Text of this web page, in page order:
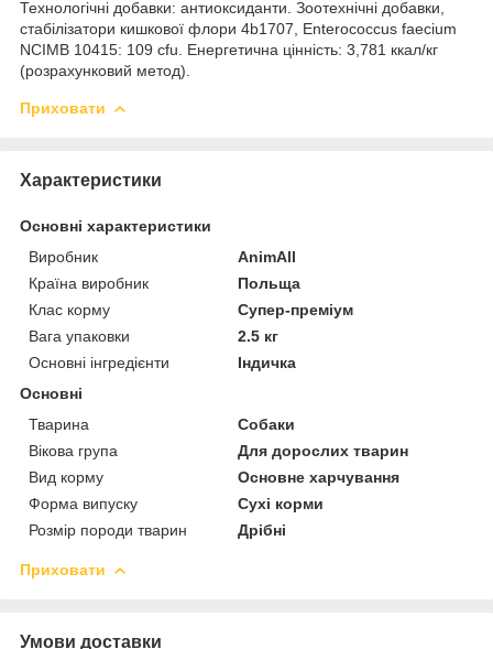
Технологічні добавки: антиоксиданти. Зоотехнічні добавки,
стабілізатори кишкової флори 4b1707, Enterococcus faecium
NCIMB 10415: 109 cfu. Енергетична цінність: 3,781 ккал/кг
(розрахунковий метод).
Приховати
Характеристики
Основні характеристики
Виробник
AnimAll
Країна виробник
Польща
Клас корму
Супер-преміум
Вага упаковки
2.5 кг
Основні інгредієнти
Індичка
Основні
Тварина
Собаки
Вікова група
Для дорослих тварин
Вид корму
Основне харчування
Форма випуску
Сухі корми
Розмір породи тварин
Дрібні
Приховати
Умови доставки